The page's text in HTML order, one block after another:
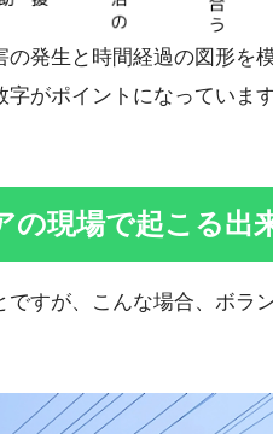
発生と時間経過の図形を
がポイントになっています
の現場で起こる出
ですが、こんな場合、ボラ